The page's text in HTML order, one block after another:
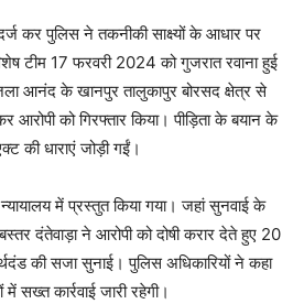
कर पुलिस ने तकनीकी साक्ष्यों के आधार पर
टीम 17 फरवरी 2024 को गुजरात रवाना हुई
आनंद के खानपुर तालुकापुर बोरसद क्षेत्र से
आरोपी को गिरफ्तार किया। पीड़िता के बयान के
की धाराएं जोड़ी गईं।
में प्रस्तुत किया गया। जहां सुनवाई के
दंतेवाड़ा ने आरोपी को दोषी करार देते हुए 20
की सजा सुनाई। पुलिस अधिकारियों ने कहा
में सख्त कार्रवाई जारी रहेगी।